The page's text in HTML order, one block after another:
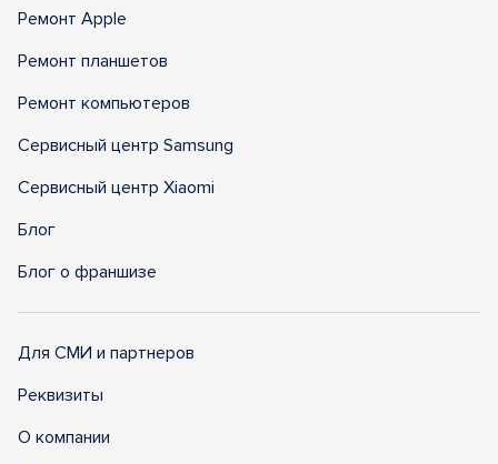
Ремонт Apple
Ремонт планшетов
Ремонт компьютеров
Сервисный центр Samsung
Сервисный центр Xiaomi
Блог
Блог о франшизе
Для СМИ и партнеров
Реквизиты
О компании